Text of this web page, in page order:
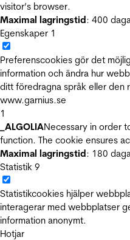
visitor’s browser.
Maximal lagringstid: 400
Egenskaper 1
Preferenscookies gör det
information och ändra hur
ditt föredragna språk eller den
www.garnius.se
1
_ALGOLIANecessary in order
function. The cookie ensures
Maximal lagringstid: 180
Statistik 9
Statistikcookies hjälper
interagerar med webbplatser
information anonymt.
Hotjar